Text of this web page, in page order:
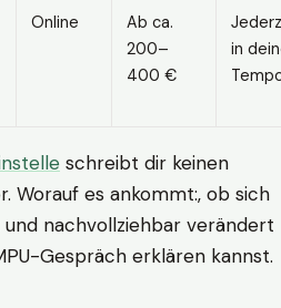
Online
Ab ca.
200–
400 €
in
schreibt dir keinen
Worauf es ankommt:, ob sich
nachvollziehbar verändert
Gespräch erklären kannst.